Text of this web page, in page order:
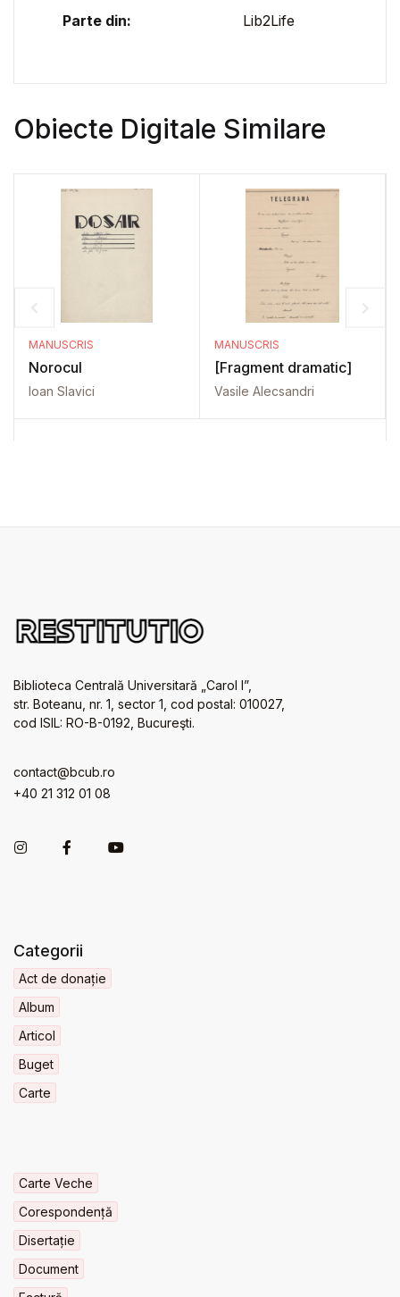
Parte din: Lib2Life
Obiecte Digitale Similare
MANUSCRIS
Norocul
Ioan Slavici
MANUSCRIS
[Fragment dramatic]
Vasile Alecsandri
Biblioteca Centrală Universitară „Carol I”,
str. Boteanu, nr. 1, sector 1, cod postal: 010027,
cod ISIL: RO-B-0192, Bucureşti.
contact@bcub.ro
+40 21 312 01 08
Categorii
Act de donație
Album
Articol
Buget
Carte
Carte Veche
Corespondență
Disertație
Document